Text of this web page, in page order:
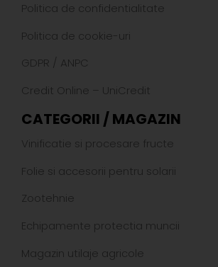
Politica de confidentialitate
Politica de cookie-uri
GDPR / ANPC
Credit Online – UniCredit
CATEGORII / MAGAZIN
Vinificatie si procesare fructe
Folie si accesorii pentru solarii
Zootehnie
Echipamente protectia muncii
Magazin utilaje agricole